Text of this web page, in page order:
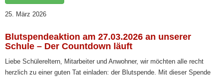
25. März 2026
Blutspendeaktion am 27.03.2026 an unserer
Schule – Der Countdown läuft
Liebe Schülereltern, Mitarbeiter und Anwohner, wir möchten alle recht
herzlich zu einer guten Tat einladen: der Blutspende. Mit dieser Spende